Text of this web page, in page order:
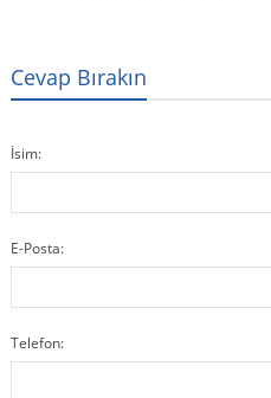
Cevap Bırakın
İsim:
E-Posta:
Telefon: